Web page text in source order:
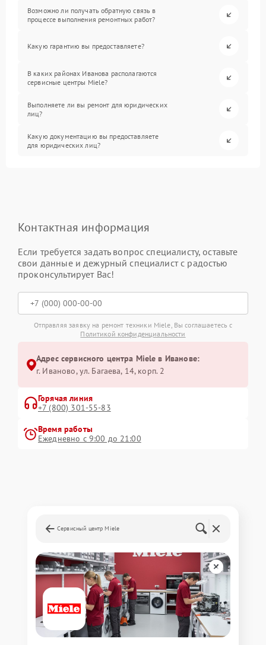
Возможно ли получать обратную связь в
процессе выполнения ремонтных работ?
Какую гарантию вы предоставляете?
В каких районах Иванова располагаются
сервисные центры Miele?
Выполняете ли вы ремонт для юридических
лиц?
Какую документацию вы предоставляете
для юридических лиц?
Контактная информация
Если требуется задать вопрос специалисту, оставьте
свои данные и дежурный специалист с радостью
проконсультирует Вас!
Отправляя заявку на ремонт техники Miele, Вы соглашаетесь с
Политикой конфиденциальности
Адрес сервисного центра Miele в Иванове:
г. Иваново, ул. Багаева, 14, корп. 2
Горячая линия
+7 (800) 301-55-83
Время работы
Ежедневно с 9:00 до 21:00
Сервисный центр Miele